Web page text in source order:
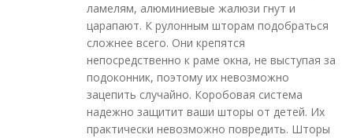
ламелям, алюминиевые жалюзи гнут и
царапают. К рулонным шторам подобраться
сложнее всего. Они крепятся
непосредственно к раме окна, не выступая за
подоконник, поэтому их невозможно
зацепить случайно. Коробовая система
надежно защитит ваши шторы от детей. Их
практически невозможно повредить. Шторы